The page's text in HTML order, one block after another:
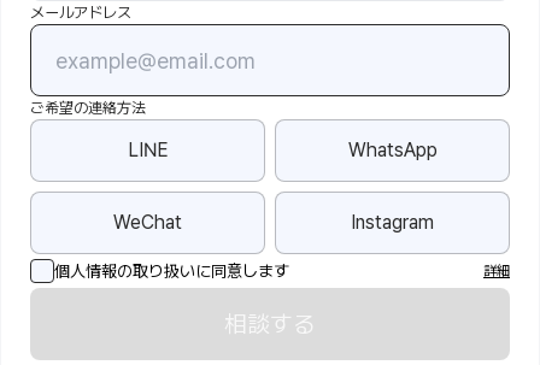
メールアドレス
ご希望の連絡方法
LINE WhatsApp
WeChat Instagram
個人情報の取り扱いに同意します 詳細
相談する